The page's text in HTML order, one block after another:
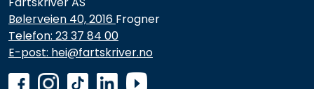
Bølerveien 40, 2016 Frogner
Telefon: 23 37 84 00
E-post: hei@fartskriver.no